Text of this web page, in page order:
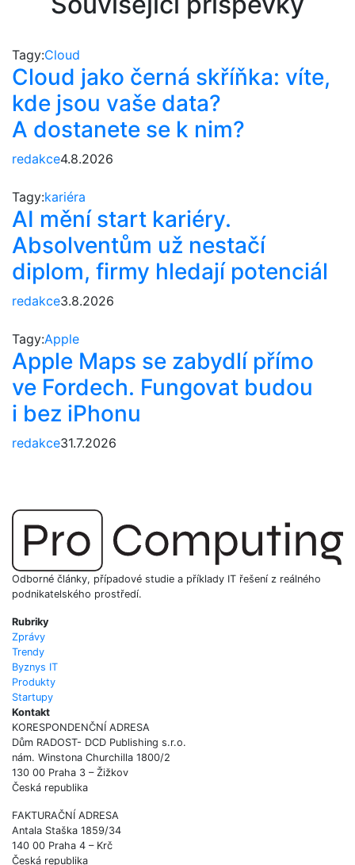
Tagy:Cloud
Cloud jako černá skříňka: víte,
kde jsou vaše data?
A dostanete se k nim?
redakce4.8.2026
Tagy:kariéra
AI mění start kariéry.
Absolventům už nestačí
diplom, firmy hledají potenciál
redakce3.8.2026
Tagy:Apple
Apple Maps se zabydlí přímo
ve Fordech. Fungovat budou
i bez iPhonu
redakce31.7.2026
Odborné články, případové studie a příklady IT řešení z reálného
podnikatelského prostředí.
Rubriky
Zprávy
Trendy
Byznys IT
Produkty
Startupy
Kontakt
KORESPONDENČNÍ ADRESA
Dům RADOST- DCD Publishing s.r.o.
nám. Winstona Churchilla 1800/2
130 00 Praha 3 – Žižkov
Česká republika
FAKTURAČNÍ ADRESA
Antala Staška 1859/34
140 00 Praha 4 – Krč
Česká republika